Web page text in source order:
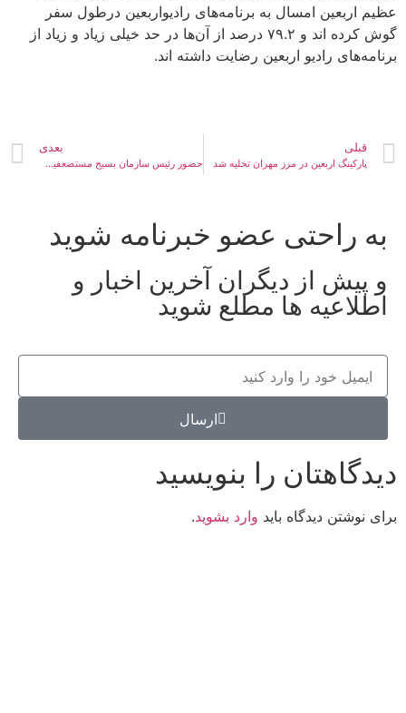
عظیم اربعین امسال به برنامه‌های رادیواربعین درطول سفر
گوش کرده اند و ۷۹.۲ درصد از آن‌ها در حد خیلی زیاد و زیاد از
برنامه‌های رادیو اربعین رضایت داشته اند.
قبلی
پارکینگ اربعین در مرز مهران تخلیه شد
بعدی
حضور رئیس سازمان بسیج مستضعفین در پیاده روی اربعین + عکس
به راحتی عضو خبرنامه شوید
و پیش از دیگران آخرین اخبار و
اطلاعیه ها مطلع شوید
ارسال
دیدگاهتان را بنویسید
برای نوشتن دیدگاه باید وارد بشوید.